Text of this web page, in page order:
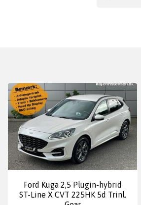
Ford Kuga 2,5 Plugin-hybrid
ST-Line X CVT 225HK 5d Trinl.